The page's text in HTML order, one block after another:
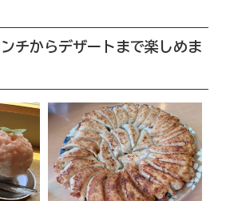
チからデザートまで楽しめま